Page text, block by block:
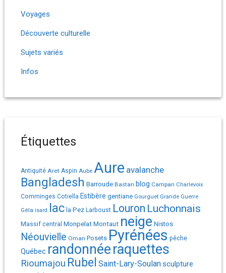
Voyages
Découverte culturelle
Sujets variés
Infos
Étiquettes
Antiquité Aret Aspin Aube Aure avalanche
Bangladesh Barroude Bastan blog Campan Charlevoix
Comminges Cotiella Estibère gentiane Gourguet Grande Guerre
Géla isard lac la Pez Larboust Louron Luchonnais
Massif central MonpelatMontaut neige Nistos
Néouvielle Oman Posets Pyrénées pêche
Québec randonnéeraquettes
Rioumajou Rubel Saint-Lary-Soulansculpture